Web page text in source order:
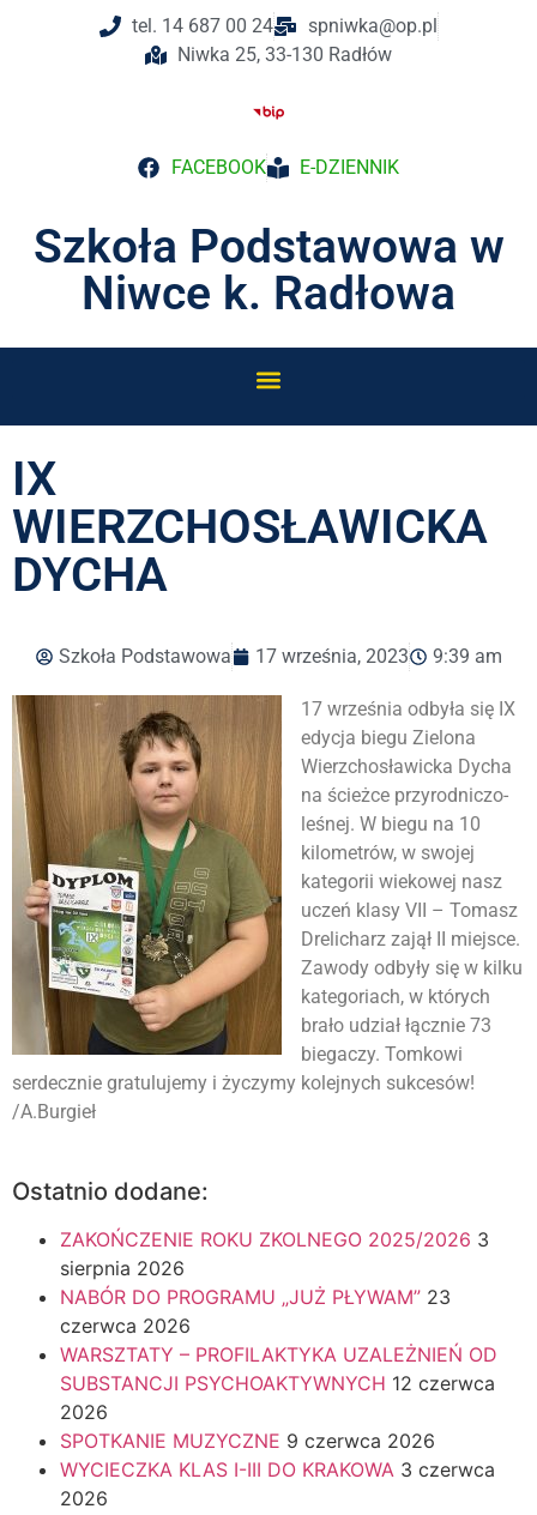
tel. 14 687 00 24
spniwka@op.pl
Niwka 25, 33-130 Radłów
FACEBOOK E-DZIENNIK
Szkoła Podstawowa w
Niwce k. Radłowa
IX
WIERZCHOSŁAWICKA
DYCHA
Szkoła Podstawowa 17 września, 2023 9:39 am
17 września odbyła się IX
edycja biegu Zielona
Wierzchosławicka Dycha
na ścieżce przyrodniczo-
leśnej. W biegu na 10
kilometrów, w swojej
kategorii wiekowej nasz
uczeń klasy VII – Tomasz
Drelicharz zajął II miejsce.
Zawody odbyły się w kilku
kategoriach, w których
brało udział łącznie 73
biegaczy. Tomkowi
serdecznie gratulujemy i życzymy kolejnych sukcesów!
/A.Burgieł
Ostatnio dodane:
ZAKOŃCZENIE ROKU ZKOLNEGO 2025/2026 3
sierpnia 2026
NABÓR DO PROGRAMU „JUŻ PŁYWAM” 23
czerwca 2026
WARSZTATY – PROFILAKTYKA UZALEŻNIEŃ OD
SUBSTANCJI PSYCHOAKTYWNYCH 12 czerwca
2026
SPOTKANIE MUZYCZNE 9 czerwca 2026
WYCIECZKA KLAS I-III DO KRAKOWA 3 czerwca
2026